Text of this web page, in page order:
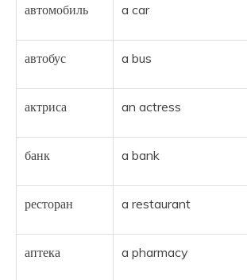
автомобиль a car
автобус a bus
актриса an actress
банк a bank
ресторан a restaurant
аптека a pharmacy